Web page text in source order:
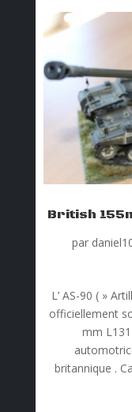
British
par
L’ AS-90 ( »
officiellement
mm
britannique .